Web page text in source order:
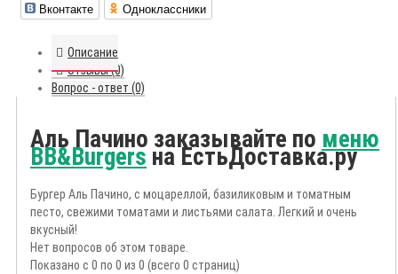
Вконтакте Одноклассники
Описание
Отзывы (0)
Вопрос - ответ (0)
Аль Пачино заказывайте по меню
BB&Burgers на ЕстьДоставка.ру
Бургер Аль Пачино, с моцареллой, базиликовым и томатным
песто, свежими томатами и листьями салата. Легкий и очень
вкусный!
Нет вопросов об этом товаре.
Показано с 0 по 0 из 0 (всего 0 страниц)